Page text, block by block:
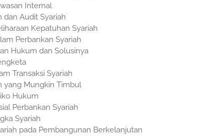
Internal
dan Audit Syariah
Kepatuhan Syariah
Perbankan Syariah
Hukum dan Solusinya
Transaksi Syariah
yang Mungkin Timbul
Hukum
Perbankan Syariah
Syariah
pada Pembangunan Berkelanjutan